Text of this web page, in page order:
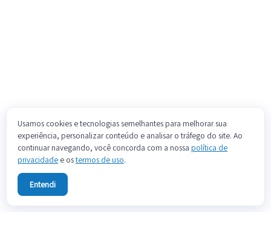
Usamos cookies e tecnologias semelhantes para melhorar sua
experiência, personalizar conteúdo e analisar o tráfego do site. Ao
continuar navegando, você concorda com a nossa política de
privacidade e ostermos de uso.
Entendi